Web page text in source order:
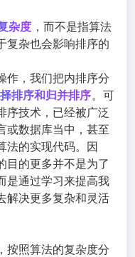
杂度 ，而不是指算法
复杂也会影响排序的
作，我们把内排序分
排序和归并排序。可
序技术，已经被广泛
或数据库当中，甚至
法的实现代码。因
目的更多并不是为了
是通过学习来提高我
解决更多复杂和灵活
按照算法的复杂度分